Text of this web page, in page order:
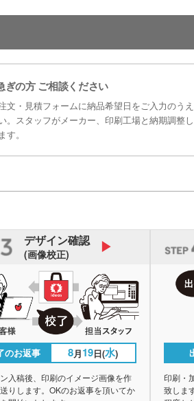
ぎの方 ご相談ください
文・見積フォームに納品希望日をご入力のうえ
。スタッフがメーカー、印刷工場と納期調整し
。
デザイン確認
(画像校正)
のお返事 8月19日(水)
入稿後、印刷のイメージ画像を作
りします。OKのお返事を頂いてか
印刷・
致しま